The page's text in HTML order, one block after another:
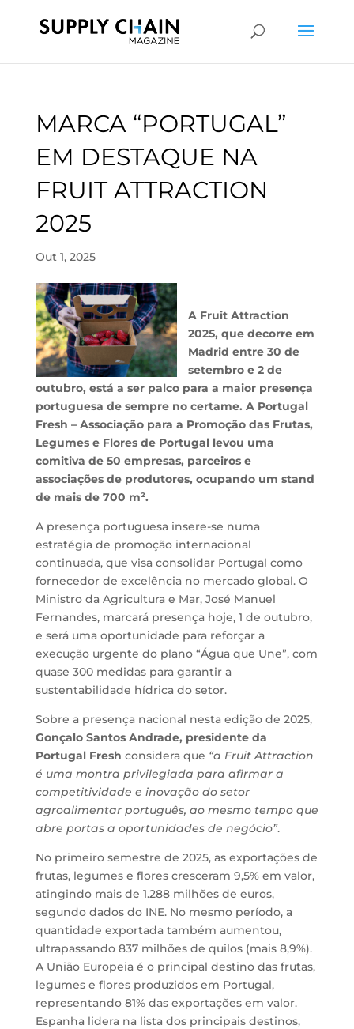
MARCA “PORTUGAL”
EM DESTAQUE NA
FRUIT ATTRACTION
2025
Out 1, 2025
A Fruit Attraction
2025, que decorre em
Madrid entre 30 de
setembro e 2 de
outubro, está a ser palco para a maior presença
portuguesa de sempre no certame. A Portugal
Fresh – Associação para a Promoção das Frutas,
Legumes e Flores de Portugal levou uma
comitiva de 50 empresas, parceiros e
associações de produtores, ocupando um stand
de mais de 700 m².
A presença portuguesa insere-se numa
estratégia de promoção internacional
continuada, que visa consolidar Portugal como
fornecedor de excelência no mercado global. O
Ministro da Agricultura e Mar, José Manuel
Fernandes, marcará presença hoje, 1 de outubro,
e será uma oportunidade para reforçar a
execução urgente do plano “Água que Une”, com
quase 300 medidas para garantir a
sustentabilidade hídrica do setor.
Sobre a presença nacional nesta edição de 2025,
Gonçalo Santos Andrade, presidente da
Portugal Fresh considera que “a Fruit Attraction
é uma montra privilegiada para afirmar a
competitividade e inovação do setor
agroalimentar português, ao mesmo tempo que
abre portas a oportunidades de negócio”.
No primeiro semestre de 2025, as exportações de
frutas, legumes e flores cresceram 9,5% em valor,
atingindo mais de 1.288 milhões de euros,
segundo dados do INE. No mesmo período, a
quantidade exportada também aumentou,
ultrapassando 837 milhões de quilos (mais 8,9%).
A União Europeia é o principal destino das frutas,
legumes e flores produzidos em Portugal,
representando 81% das exportações em valor.
Espanha lidera na lista dos principais destinos,